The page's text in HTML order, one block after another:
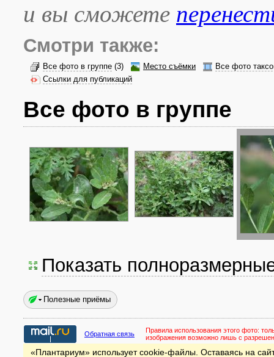
и вы сможете
Смотри также:
Все фото в группе (3) Место съёмки
Все фото
Ссылки для публикаций
Все фото в группе
Показать
Полезные приёмы
Обратная связь Правила использования этого фото:
изображения возможно лишь с
«Плантариум» использует cookie-файлы. Оставаясь на